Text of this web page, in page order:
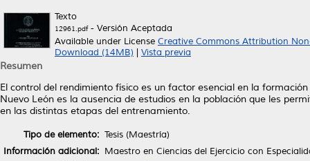
Texto
12961.pdf- Versión Aceptada
Available under License Creative Commons Attribution
Download (14MB)
Vista previa
Resumen
El control del rendimiento físico es un factor esencial en la
Nuevo León es la ausencia de estudios en la población que les
en las distintas etapas del entrenamiento.
Tipo de elemento: Tesis (Maestría)
Información adicional: Maestro en Ciencias del Ejercicio con